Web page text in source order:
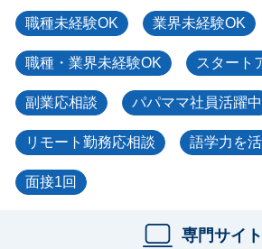
職種未経験OK 業界未経験OK
職種・業界未経験OK スタート
副業応相談 パパママ社員活躍中
リモート勤務応相談 語学力を
面接1回
専門サイト